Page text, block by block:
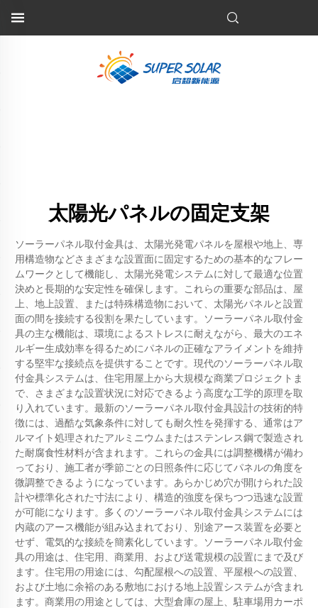
太陽光パネルの固定支架
ソーラーパネル取付金具は、太陽光発電パネルを屋根や地上、専
用構造物などさまざまな設置面に固定するための基本的なフレー
ムワークとして機能し、太陽光発電システムに対して最適な位置
決めと長期的な安定性を確保します。これらの重要な部品は、屋
上、地上設置、または特殊構造物において、太陽光パネルと設置
面の間を接続する役割を果たしています。ソーラーパネル取付金
具の主な機能は、環境によるストレスに耐えながら、最大のエネ
ルギー生成効率を得るためにパネルの正確なアライメントを維持
する堅牢な接続点を提供することです。現代のソーラーパネル取
付金具システムは、住宅用屋上から大規模な商業プロジェクトま
で、さまざまな設置状況に対応できるよう高度な工学的原理を取
り入れています。最新のソーラーパネル取付金具設計の技術的特
徴には、過酷な気象条件に対しても耐久性を発揮する、通常はア
ルマイト処理されたアルミニウムまたはステンレス鋼で製造され
た耐腐食性材料が含まれます。これらの金具には調整機構が備わ
っており、施工者が季節ごとの日照条件に応じてパネルの角度を
微調整できるようになっています。あらかじめ穴が開けられた設
計や標準化された寸法により、構造的強度を保ちつつ迅速な設置
が可能になります。多くのソーラーパネル取付金具システムには
内蔵のアース機能が組み込まれており、別途アース装置を必要と
せず、電気的な接続を簡素化しています。ソーラーパネル取付金
具の用途は、住宅用、商業用、および送電規模の設置にまで及び
ます。住宅用の用途には、勾配屋根への設置、平屋根への設置、
および土地に余裕のある敷地における地上設置システムが含まれ
ます。商業用の用途としては、大型倉庫の屋上、駐車場用カーポ